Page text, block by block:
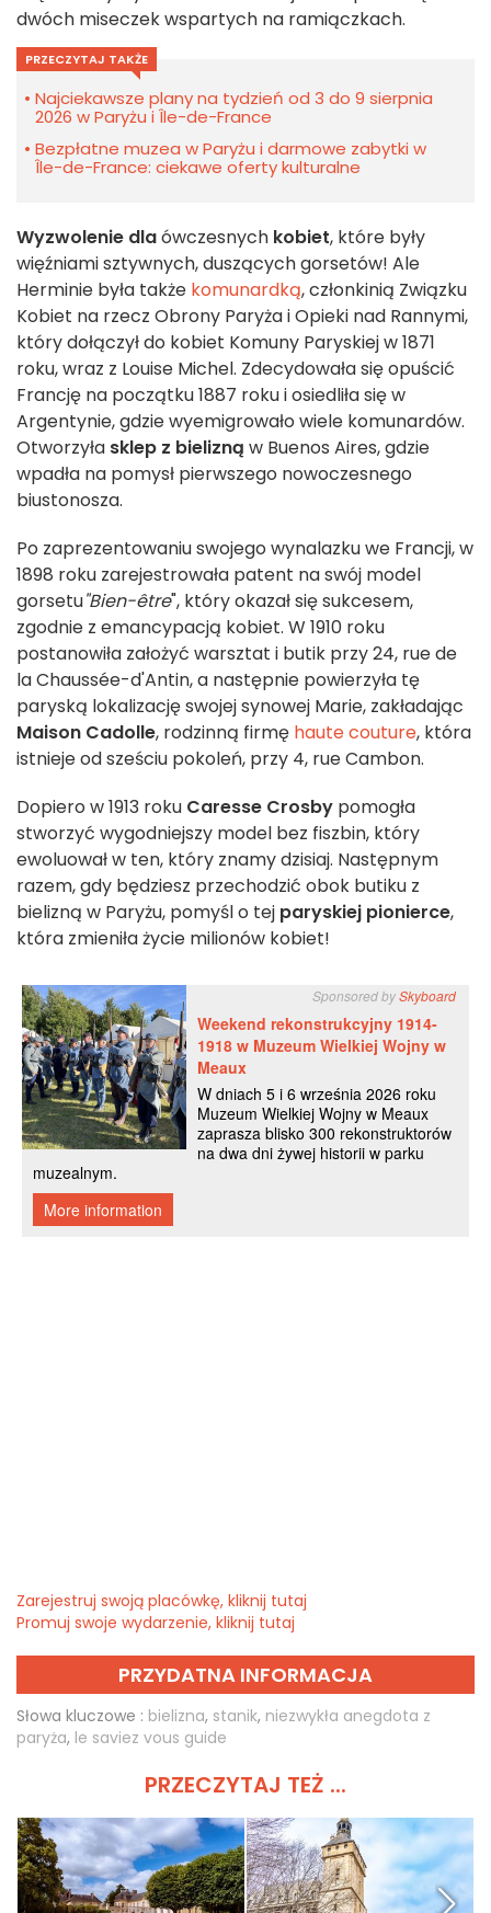
dwóch miseczek wspartych na ramiączkach.
PRZECZYTAJ TAKŻE
Najciekawsze plany na tydzień od 3 do 9 sierpnia
2026 w Paryżu i Île-de-France
Bezpłatne muzea w Paryżu i darmowe zabytki w
Île-de-France: ciekawe oferty kulturalne
Wyzwolenie dlaówczesnych kobiet, które były
więźniami sztywnych, duszących gorsetów! Ale
Herminie była także komunardką, członkinią Związku
Kobiet na rzecz Obrony Paryża i Opieki nad Rannymi,
który dołączył do kobiet Komuny Paryskiej w 1871
roku, wraz z Louise Michel. Zdecydowała się opuścić
Francję na początku 1887 roku i osiedliła się w
Argentynie, gdzie wyemigrowało wiele komunardów.
Otworzyła sklep z bielizną w Buenos Aires, gdzie
wpadła na pomysł pierwszego nowoczesnego
biustonosza.
Po zaprezentowaniu swojego wynalazku we Francji, w
1898 roku zarejestrowała patent na swój model
gorsetu"Bien-être", który okazał się sukcesem,
zgodnie z emancypacją kobiet. W 1910 roku
postanowiła założyć warsztat i butik przy 24, rue de
la Chaussée-d'Antin, a następnie powierzyła tę
paryską lokalizację swojej synowej Marie, zakładając
Maison Cadolle, rodzinną firmę haute couture, która
istnieje od sześciu pokoleń, przy 4, rue Cambon.
Dopiero w 1913 roku Caresse Crosby pomogła
stworzyć wygodniejszy model bez fiszbin, który
ewoluował w ten, który znamy dzisiaj. Następnym
razem, gdy będziesz przechodzić obok butiku z
bielizną w Paryżu, pomyśl o tej paryskiej pionierce,
która zmieniła życie milionów kobiet!
Zarejestruj swoją placówkę, kliknij tutaj
Promuj swoje wydarzenie, kliknij tutaj
PRZYDATNA INFORMACJA
Słowa kluczowe : bielizna, stanik, niezwykła anegdota z
paryża, le saviez vous guide
PRZECZYTAJ TEŻ ...